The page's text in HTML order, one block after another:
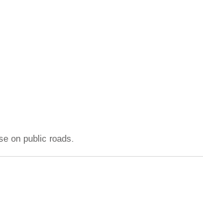
on public roads.